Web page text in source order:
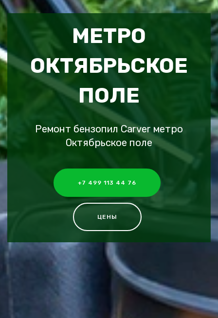
МЕТРО
ОКТЯБРЬСКОЕ
ПОЛЕ
Ремонт бензопил Carver метро
Октябрьское поле
+7 499 113 44 76
ЦЕНЫ